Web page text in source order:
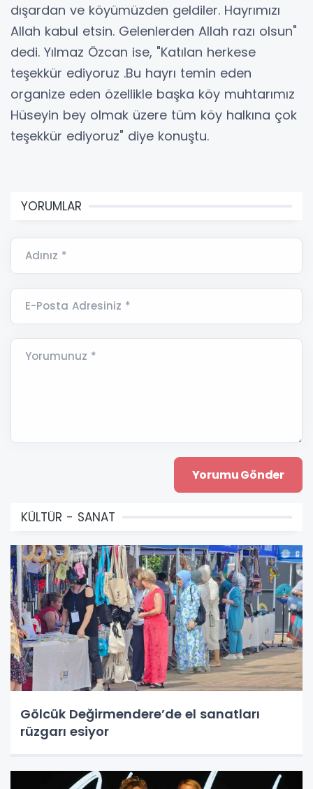
dışardan ve köyümüzden geldiler. Hayrımızı
Allah kabul etsin. Gelenlerden Allah razı olsun"
dedi. Yılmaz Özcan ise, "Katılan herkese
teşekkür ediyoruz .Bu hayrı temin eden
organize eden özellikle başka köy muhtarımız
Hüseyin bey olmak üzere tüm köy halkına çok
teşekkür ediyoruz" diye konuştu.
YORUMLAR
Adınız *
E-Posta Adresiniz *
Yorumunuz *
KÜLTÜR - SANAT
Gölcük Değirmendere’de el sanatları
rüzgarı esiyor